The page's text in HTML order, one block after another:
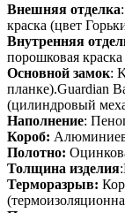
Внешняя отделка
краска (цвет
Внутренняя
порошковая
Основной замок:
планке).Guardian
(цилиндровый
Наполнение:
Короб:
Полотно:
Толщина изделия
Терморазрыв: